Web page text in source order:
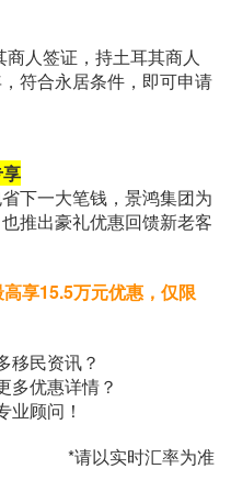
人签证，持土耳其商人
符合永居条件，即可申请
下一大笔钱，景鸿集团为
推出豪礼优惠回馈新老客
享15.5万元优惠，仅限
移民资讯？
多优惠详情？
业顾问！
*请以实时汇率为准